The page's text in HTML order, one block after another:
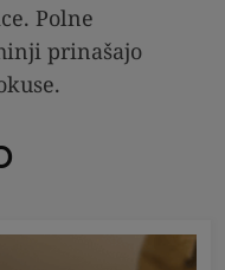
Polne
prinašajo